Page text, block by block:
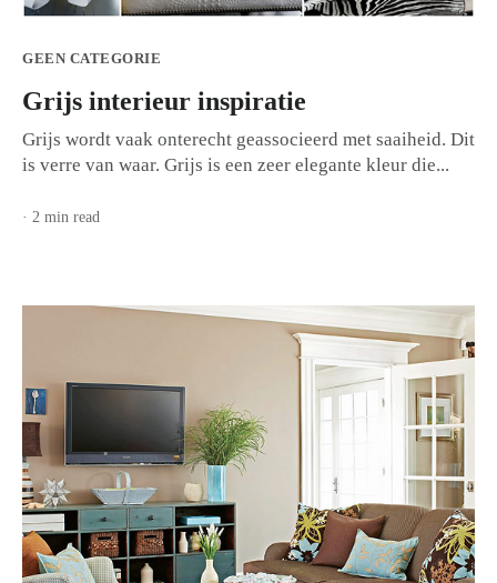
GEEN CATEGORIE
Grijs interieur inspiratie
Grijs wordt vaak onterecht geassocieerd met saaiheid. Dit
is verre van waar. Grijs is een zeer elegante kleur die...
· 2 min read